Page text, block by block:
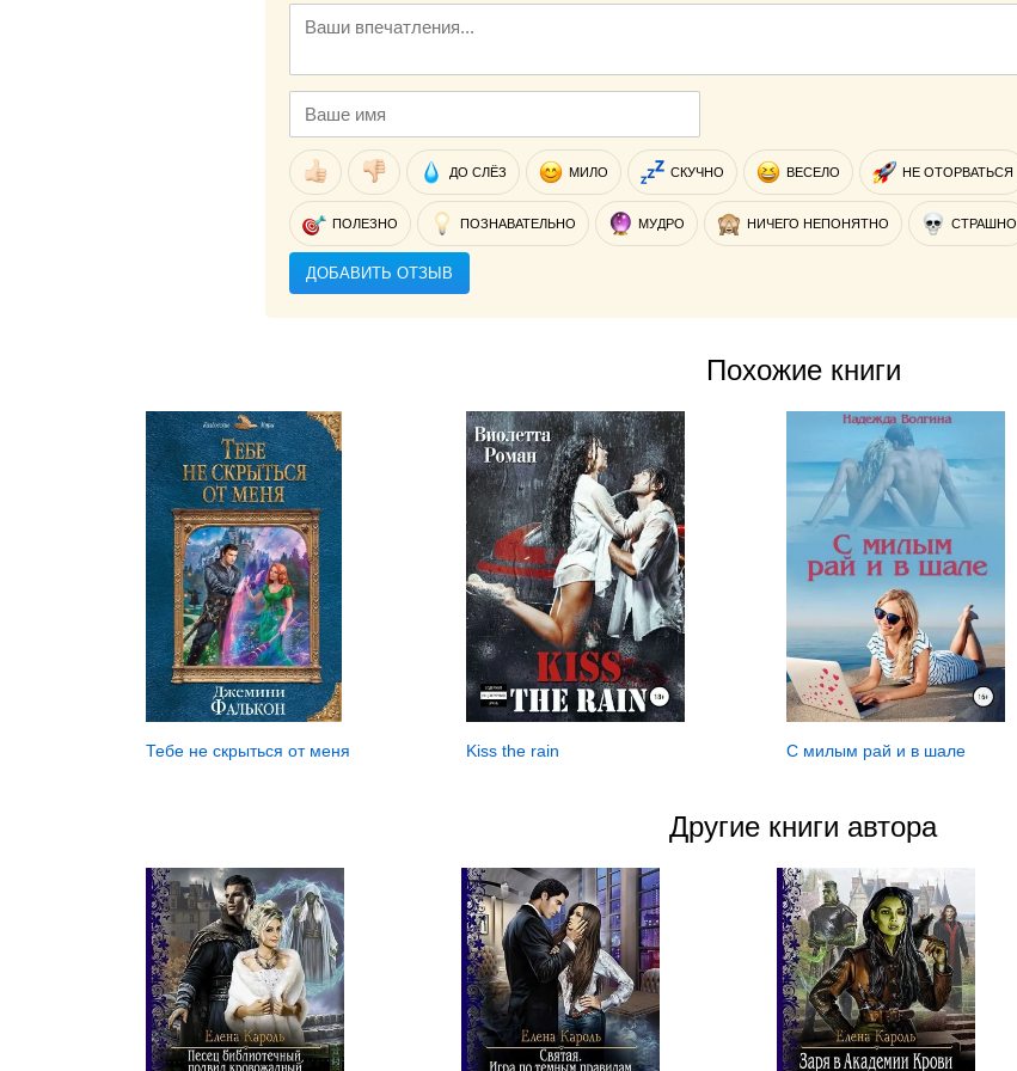
ДО СЛЁЗ МИЛО СКУЧНО ВЕСЕЛО НЕ ОТОРВАТЬСЯ
ПОЛЕЗНО ПОЗНАВАТЕЛЬНО МУДРО НИЧЕГО НЕПОНЯТНО СТРАШНО
ДОБАВИТЬ ОТЗЫВ
Похожие книги
Тебе не скрыться от меня Kiss the rain С милым рай и в шале
Другие книги автора